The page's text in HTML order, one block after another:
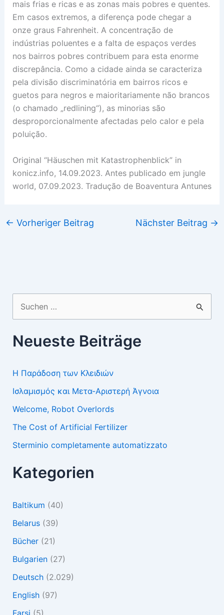
mais frias e ricas e as zonas mais pobres e quentes.
Em casos extremos, a diferença pode chegar a
onze graus Fahrenheit. A concentração de
indústrias poluentes e a falta de espaços verdes
nos bairros pobres contribuem para esta enorme
discrepância. Como a cidade ainda se caracteriza
pela divisão discriminatória em bairros ricos e
guetos para negros e maioritariamente não brancos
(o chamado „redlining“), as minorias são
desproporcionalmente afectadas pelo calor e pela
poluição.
Original “Häuschen mit Katastrophenblick” in
konicz.info, 14.09.2023. Antes publicado em jungle
world, 07.09.2023. Tradução de Boaventura Antunes
← Vorheriger Beitrag Nächster Beitrag →
nach:
Neueste Beiträge
Η Παράδοση των Κλειδιών
Ισλαμισμός και Μετα-Αριστερή Άγνοια
Welcome, Robot Overlords
The Cost of Artificial Fertilizer
Sterminio completamente automatizzato
Kategorien
Baltikum (40)
Belarus(39)
Bücher(21)
Bulgarien(27)
Deutsch(2.029)
English(97)